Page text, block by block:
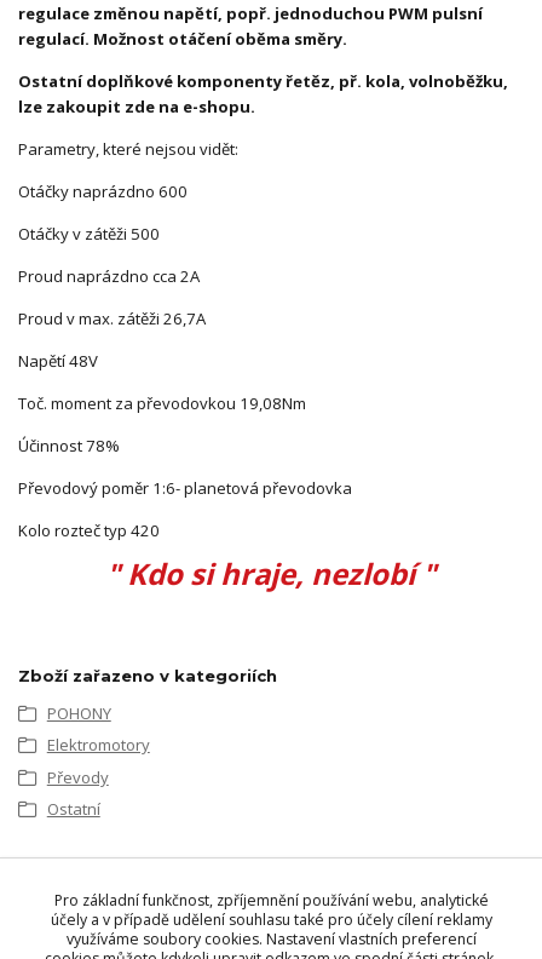
regulace změnou napětí, popř. jednoduchou PWM pulsní
regulací. Možnost otáčení oběma směry.
Ostatní doplňkové komponenty řetěz, př. kola, volnoběžku,
lze zakoupit zde na e-shopu.
Parametry, které nejsou vidět:
Otáčky naprázdno 600
Otáčky v zátěži 500
Proud naprázdno cca 2A
Proud v max. zátěži 26,7A
Napětí 48V
Toč. moment za převodovkou 19,08Nm
Účinnost 78%
Převodový poměr 1:6- planetová převodovka
Kolo rozteč typ 420
" Kdo si hraje, nezlobí "
Zboží zařazeno v kategoriích
POHONY
Elektromotory
Převody
Ostatní
Pro základní funkčnost, zpříjemnění používání webu, analytické
účely a v případě udělení souhlasu také pro účely cílení reklamy
využíváme soubory cookies. Nastavení vlastních preferencí